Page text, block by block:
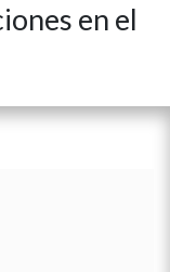
en el